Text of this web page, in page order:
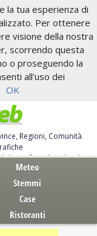
la tua esperienza di
Per ottenere
visione della nostra
scorrendo questa
o proseguendo la
all'uso dei
OK
Regioni, Comunità
leggi, free download
Meteo
Stemmi
Case
Ristoranti